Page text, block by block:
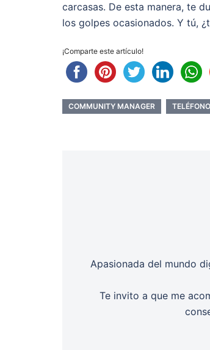
carcasas. De esta manera, te
los golpes ocasionados. Y tú,
¡Comparte este artículo!
COMMUNITY MANAGER
Apasionada del mundo
Te invito a que me